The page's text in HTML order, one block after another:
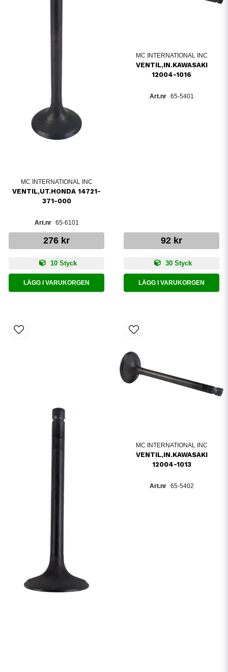
MC INTERNATIONAL INC
VENTIL,UT.HONDA 14721-
371-000
65-6101
276 kr
10 Styck
LÄGG I VARUKORGEN
MC INTERNATIONAL INC
VENTIL,IN.KAWASAKI
12004-1016
65-5401
92 kr
30 Styck
LÄGG I VARUKORGEN
MC INTERNATIONAL INC
VENTIL,IN.KAWASAKI
12004-1013
65-5402